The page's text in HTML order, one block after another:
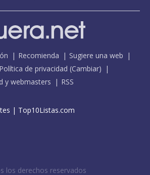
Recomienda
Sugiere una web
Política de privacidad (Cambiar)
y webmasters RSS
| Top10Listas.com
los derechos reservados